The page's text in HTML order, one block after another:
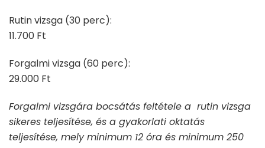
Rutin vizsga (30 perc):
11.700 Ft
Forgalmi vizsga (60 perc):
29.000 Ft
Forgalmi vizsgára bocsátás feltétele a rutin vizsga
sikeres teljesítése, és a gyakorlati oktatás
teljesítése, mely minimum 12 óra és minimum 250